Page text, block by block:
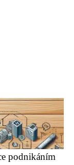
podnikáním